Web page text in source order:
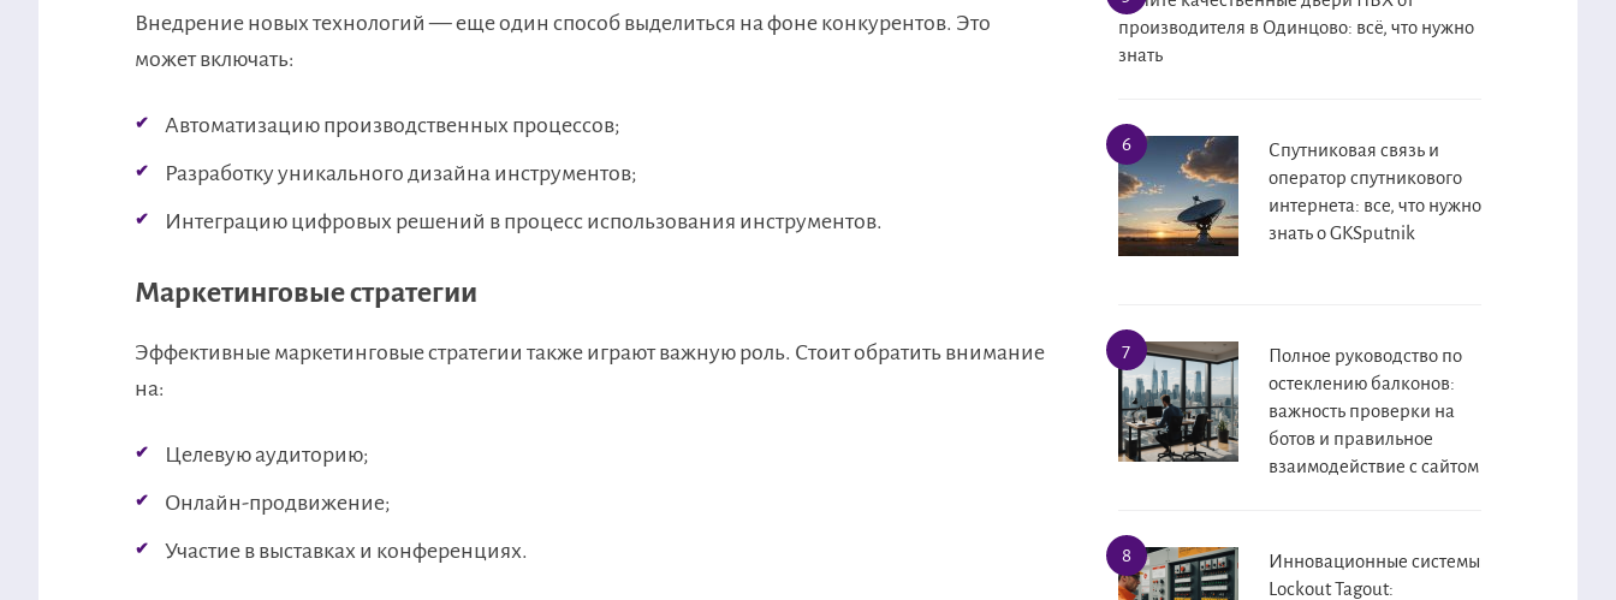
Внедрение новых технологий — еще один способ выделиться на фоне конкурентов. Это
может включать:
Автоматизацию производственных процессов;
Разработку уникального дизайна инструментов;
Интеграцию цифровых решений в процесс использования инструментов.
Маркетинговые стратегии
Эффективные маркетинговые стратегии также играют важную роль. Стоит обратить внимание
на:
Целевую аудиторию;
Онлайн-продвижение;
Участие в выставках и конференциях.
производителя в Одинцово: всё, что нужно
знать
Спутниковая связь и
оператор спутникового
интернета: все, что нужно
знать о GKSputnik
Полное руководство по
остеклению балконов:
важность проверки на
ботов и правильное
взаимодействие с сайтом
Инновационные системы
Lockout Tagout: